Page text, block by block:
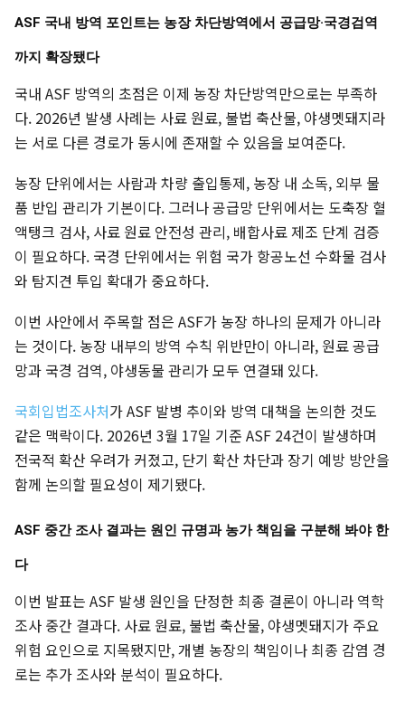
ASF 국내 방역 포인트는 농장 차단방역에서 공급망·국경검역
까지 확장됐다
국내 ASF 방역의 초점은 이제 농장 차단방역만으로는 부족하
다. 2026년 발생 사례는 사료 원료, 불법 축산물, 야생멧돼지라
는 서로 다른 경로가 동시에 존재할 수 있음을 보여준다.
농장 단위에서는 사람과 차량 출입통제, 농장 내 소독, 외부 물
품 반입 관리가 기본이다. 그러나 공급망 단위에서는 도축장 혈
액탱크 검사, 사료 원료 안전성 관리, 배합사료 제조 단계 검증
이 필요하다. 국경 단위에서는 위험 국가 항공노선 수화물 검사
와 탐지견 투입 확대가 중요하다.
이번 사안에서 주목할 점은 ASF가 농장 하나의 문제가 아니라
는 것이다. 농장 내부의 방역 수칙 위반만이 아니라, 원료 공급
망과 국경 검역, 야생동물 관리가 모두 연결돼 있다.
국회입법조사처가 ASF 발병 추이와 방역 대책을 논의한 것도
같은 맥락이다. 2026년 3월 17일 기준 ASF 24건이 발생하며
전국적 확산 우려가 커졌고, 단기 확산 차단과 장기 예방 방안을
함께 논의할 필요성이 제기됐다.
ASF 중간 조사 결과는 원인 규명과 농가 책임을 구분해 봐야 한
다
이번 발표는 ASF 발생 원인을 단정한 최종 결론이 아니라 역학
조사 중간 결과다. 사료 원료, 불법 축산물, 야생멧돼지가 주요
위험 요인으로 지목됐지만, 개별 농장의 책임이나 최종 감염 경
로는 추가 조사와 분석이 필요하다.